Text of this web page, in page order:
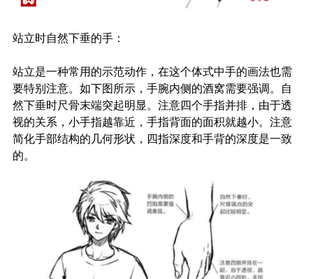
站立时自然下垂的手：
站立是一种常用的示范动作，在这个体式中手的画法也需
要特别注意。如下图所示，手腕内侧的酒窝需要强调。自
然下垂时尺骨末端突起明显。注意四个手指并排，由于透
视的关系，小手指越靠近，手指背面的面积就越小。注意
简化手部结构的几何形状，四指深度和手背的深度是一致
的。